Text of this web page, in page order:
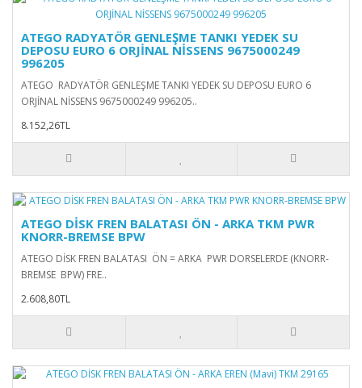
ATEGO RADYATÖR GENLEŞME TANKI YEDEK SU
DEPOSU EURO 6 ORJİNAL NİSSENS 9675000249
996205
ATEGO RADYATÖR GENLEŞME TANKI YEDEK SU DEPOSU EURO 6
ORJİNAL NİSSENS 9675000249 996205..
8.152,26TL
ATEGO DİSK FREN BALATASI ÖN - ARKA TKM PWR
KNORR-BREMSE BPW
ATEGO DİSK FREN BALATASI ÖN = ARKA PWR DORSELERDE (KNORR-
BREMSE BPW) FRE..
2.608,80TL